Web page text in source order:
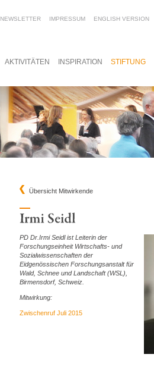
AKTIVITÄTEN INSPIRATION STIFTUNG
Übersicht Mitwirkende
PD Dr.Irmi Seidl ist Leiterin der
Forschungseinheit Wirtschafts- und
Sozialwissenschaften der
Eidgenössischen Forschungsanstalt für
Wald, Schnee und Landschaft (WSL),
Birmensdorf, Schweiz.
Mitwirkung:
Zwischenruf Juli 2015
NEWSLETTER IMPRESSUM ENGLISH VERSION